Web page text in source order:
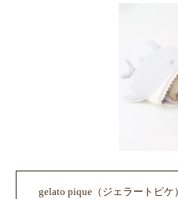
gelato pique（ジェラートピ